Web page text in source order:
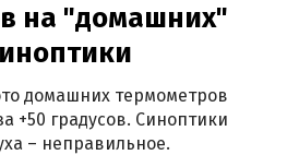
на "домашних"
домашних термометров
+50 градусов. Синоптики
– неправильное.